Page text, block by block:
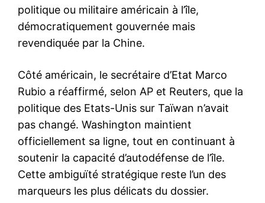
politique ou militaire américain à l’île,
démocratiquement gouvernée mais
revendiquée par la Chine.
Côté américain, le secrétaire d’Etat Marco
Rubio a réaffirmé, selon AP et Reuters, que la
politique des Etats-Unis sur Taïwan n’avait
pas changé. Washington maintient
officiellement sa ligne, tout en continuant à
soutenir la capacité d’autodéfense de l’île.
Cette ambiguïté stratégique reste l’un des
marqueurs les plus délicats du dossier.